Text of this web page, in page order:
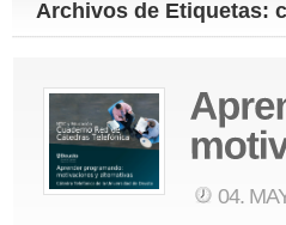
Archivos de Etiquetas:
04.